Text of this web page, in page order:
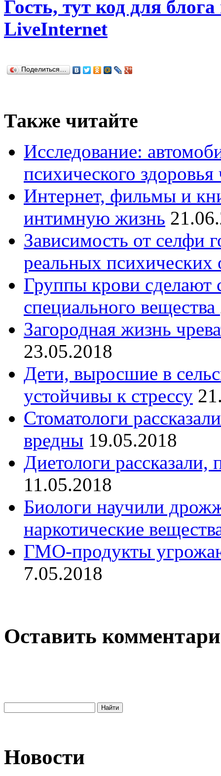
Гость, тут код для
LiveInternet
Поделиться…
Также читайте
Исследование:
психического здоровья
Интернет, фильмы и
интимную жизнь
Зависимость от селфи
реальных психических
Группы крови
специального вещества
Загородная жизнь
23.05.2018
Дети, выросшие в
устойчивы к стрессу
Стоматологи
вредны 19.05.2018
Диетологи
11.05.2018
Биологи научили
наркотические
ГМО-продукты
7.05.2018
Оставить
Новости